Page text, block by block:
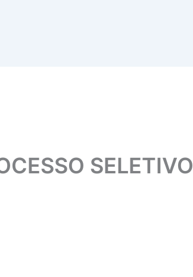
SELETIVO